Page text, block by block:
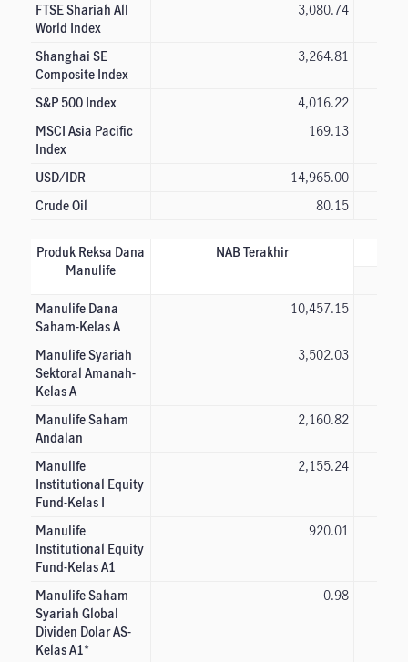
FTSE Shariah All
World Index
3,080.74
Shanghai SE
Composite Index
3,264.81
S&P 500 Index
4,016.22
MSCI Asia Pacific
Index
169.13
USD/IDR
14,965.00
Crude Oil
80.15
Produk Reksa Dana
Manulife
NAB Terakhir
Manulife Dana
Saham-Kelas A
10,457.15
Manulife Syariah
Sektoral Amanah-
Kelas A
3,502.03
Manulife Saham
Andalan
2,160.82
Manulife
Institutional Equity
Fund-Kelas I
2,155.24
Manulife
Institutional Equity
Fund-Kelas A1
920.01
Manulife Saham
Syariah Global
Dividen Dolar AS-
Kelas A1*
0.98